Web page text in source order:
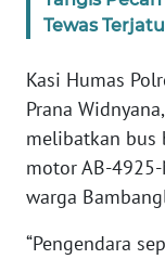
Tewas
Kasi Humas
Prana
melibatkan bus
motor AB-
warga
“Pengendara
TENTANG
PEDOMAN
MEDIA
SIBER